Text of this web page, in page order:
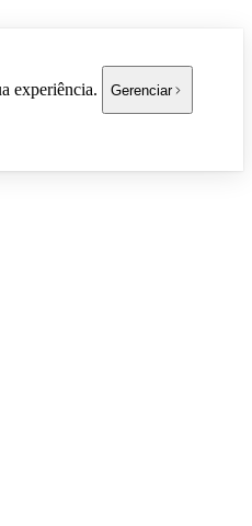
experiência. Gerenciar